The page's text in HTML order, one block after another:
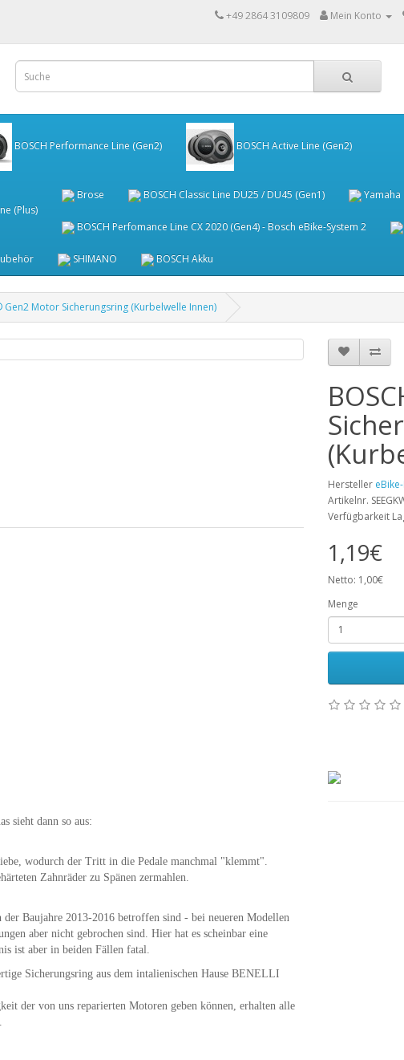
+49 2864 3109809 Mein Konto
BOSCH Performance Line (Gen2) BOSCH Active Line (Gen2)
(Plus)
Brose BOSCH Classic Line DU25 / DU45 (Gen1) Yamaha
BOSCH Perfomance Line CX 2020 (Gen4) - Bosch eBike-System 2
SHIMANO BOSCH Akku
Gen2 Motor Sicherungsring (Kurbelwelle Innen)
sieht dann so aus:
wodurch der Tritt in die Pedale manchmal "klemmt".
Zahnräder zu Spänen zermahlen.
Baujahre 2013-2016 betroffen sind - bei neueren Modellen
aber nicht gebrochen sind. Hier hat es scheinbar eine
ist aber in beiden Fällen fatal.
Sicherungsring aus dem intalienischen Hause BENELLI
der von uns reparierten Motoren geben können, erhalten alle
Hersteller
Artikelnr.
Verfügbarkeit
1,19€
Netto: 1,00€
Menge